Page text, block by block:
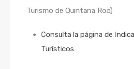
Turismo de Quintana Roo)
Consulta la página de
Turísticos